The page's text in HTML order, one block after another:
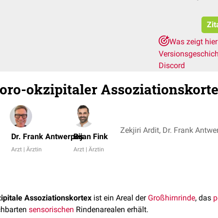
Was zeigt
Discord
okzipitaler
Dr. Frank Antwerpes
Arzt | Ärztin
Bijan Fink
Arzt | Ärztin
Assoziationskortex ist ein Areal der Großhirnrinde, das
sensorischen Rindenarealen erhält.